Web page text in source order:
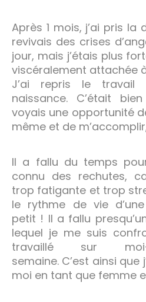
Après 1 mois, j’ai pris la
revivais des crises
jour, mais j’étais plus
viscéralement attachée
J’ai repris le
naissance. C’était
voyais une opportunité
même et de
Il a fallu du temps
connu des rechutes,
trop fatigante et trop
le rythme de vie
petit ! Il a fallu
lequel je me suis
travaillé sur
semaine. C’est ainsi que
moi en tant que femme